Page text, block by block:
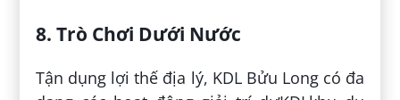
8. Trò Chơi Dưới Nước
Tận dụng lợi thế địa lý, KDL Bửu Long có đa